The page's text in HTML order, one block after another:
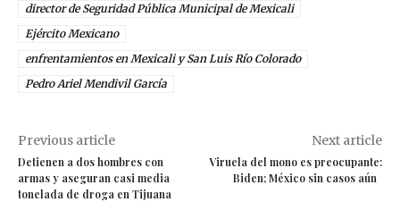
director de Seguridad Pública Municipal de Mexicali
Ejército Mexicano
enfrentamientos en Mexicali y San Luis Río Colorado
Pedro Ariel Mendivil García
Previous article
Detienen a dos hombres con
armas y aseguran casi media
tonelada de droga en Tijuana
Next article
Viruela del mono es preocupante:
Biden; México sin casos aún